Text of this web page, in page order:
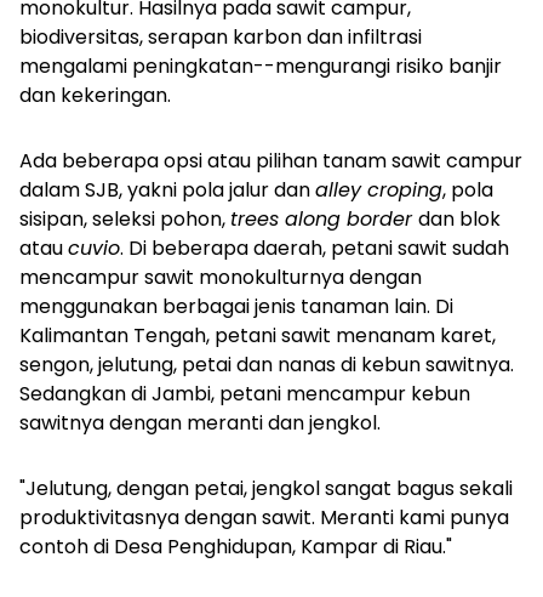
monokultur. Hasilnya pada sawit campur,
biodiversitas, serapan karbon dan infiltrasi
mengalami peningkatan--mengurangi risiko banjir
dan kekeringan.
Ada beberapa opsi atau pilihan tanam sawit campur
dalam SJB, yakni pola jalur danalley croping, pola
sisipan, seleksi pohon, trees along borderdan blok
ataucuvio. Di beberapa daerah, petani sawit sudah
mencampur sawit monokulturnya dengan
menggunakan berbagai jenis tanaman lain. Di
Kalimantan Tengah, petani sawit menanam karet,
sengon, jelutung, petai dan nanas di kebun sawitnya.
Sedangkan di Jambi, petani mencampur kebun
sawitnya dengan meranti dan jengkol.
"Jelutung, dengan petai, jengkol sangat bagus sekali
produktivitasnya dengan sawit. Meranti kami punya
contoh di Desa Penghidupan, Kampar di Riau."